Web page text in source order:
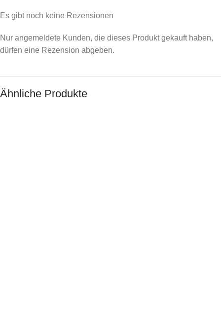
Es gibt noch keine Rezensionen
Nur angemeldete Kunden, die dieses Produkt gekauft haben,
dürfen eine Rezension abgeben.
Ähnliche Produkte